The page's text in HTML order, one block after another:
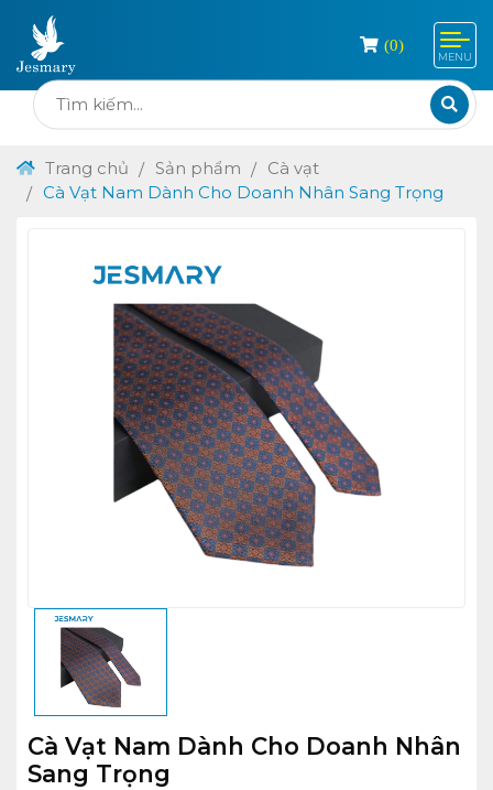
(0)
MENU
Trang chủ Sản phẩm
Cà vạt
Cà Vạt Nam Dành Cho Doanh Nhân Sang Trọng
Cà Vạt Nam Dành Cho Doanh Nhân
Sang Trọng